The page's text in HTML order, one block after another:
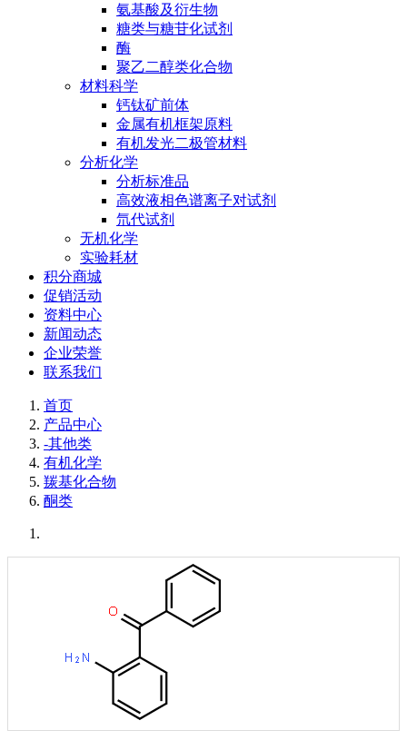
氨基酸及衍生物
糖类与糖苷化试剂
酶
聚乙二醇类化合物
材料科学
钙钛矿前体
金属有机框架原料
有机发光二极管材料
分析化学
分析标准品
高效液相色谱离子对试剂
氘代试剂
无机化学
实验耗材
积分商城
促销活动
资料中心
新闻动态
企业荣誉
联系我们
首页
产品中心
-其他类
有机化学
羰基化合物
酮类